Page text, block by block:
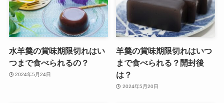
水羊羹の賞味期限切れはい
つまで食べられるの？
2024年5月24日
羊羹の賞味期限切れはいつ
まで食べられる？開封後
は？
2024年5月20日